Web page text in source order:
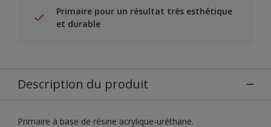
Primaire pour un résultat très esthétique
et durable
Description du produit
Primaire à base de résine acrylique-uréthane.